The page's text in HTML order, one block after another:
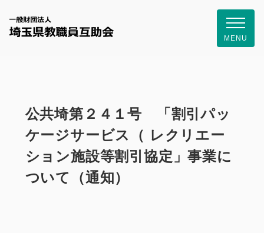
一般財団
MENU
公共埼第２４１号 「割引パッ
ケージサービス（ レクリエー
ション施設等割引協定」事業に
ついて（通知）